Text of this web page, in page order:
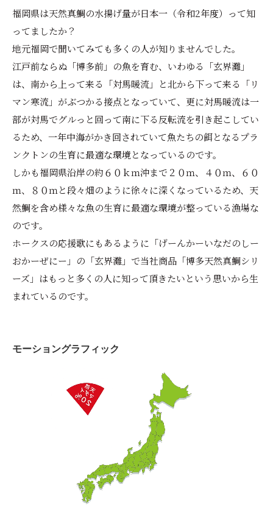
福岡県は天然真鯛の水揚げ量が日本一（令和2年度）って知
ってましたか？
地元福岡で聞いてみても多くの人が知りませんでした。
江戸前ならぬ「博多前」の魚を育む、いわゆる「玄界灘」
は、南から上って来る「対馬暖流」と北から下って来る「リ
マン寒流」がぶつかる接点となっていて、更に対馬暖流は一
部が対馬でグルっと回って南に下る反転流を引き起こしてい
るため、一年中海がかき回されていて魚たちの餌となるプラ
ンクトンの生育に最適な環境となっているのです。
しかも福岡県沿岸の約６０ｋｍ沖まで２０ｍ、４０ｍ、６０
ｍ、８０ｍと段々畑のように徐々に深くなっているため、天
然鯛を含め様々な魚の生育に最適な環境が整っている漁場な
のです。
ホークスの応援歌にもあるように「げーんかーいなだのしー
おかーぜにー」の「玄界灘」で当社商品「博多天然真鯛シリ
ーズ」はもっと多くの人に知って頂きたいという思いから生
まれているのです。
モーショングラフィック